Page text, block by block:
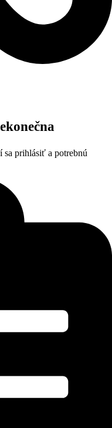
sa prihlásiť a potrebnú